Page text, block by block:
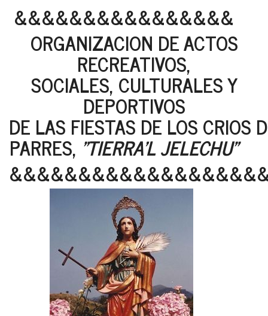
&&&&&&&&&&&&&&&&
ORGANIZACION DE ACTOS
RECREATIVOS,
SOCIALES, CULTURALES Y
DEPORTIVOS
DE LAS FIESTAS DE LOS CRIOS
PARRES, "TIERRA'L JELECHU"